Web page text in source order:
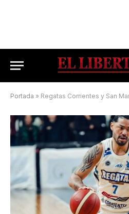
Portada » Regatas Corrientes y San